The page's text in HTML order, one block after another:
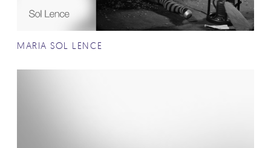
MARIA SOL LENCE